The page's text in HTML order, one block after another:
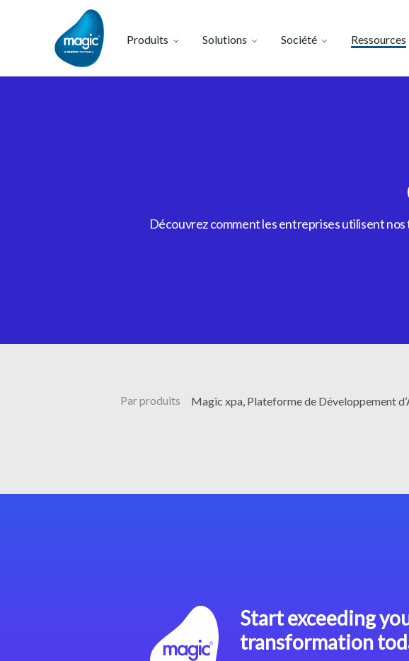
Produits Solutions Société Ressources
Découvrez comment les entreprises utilisent
Par produits Magic xpa, Plateforme de Développement
Start exceeding
transformation